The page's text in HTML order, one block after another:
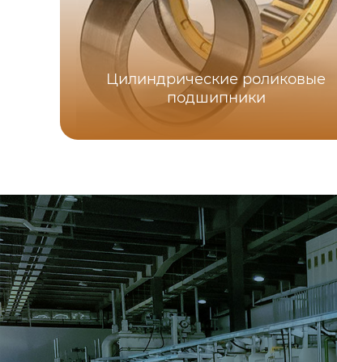
Цилиндрические роликовые
подшипники